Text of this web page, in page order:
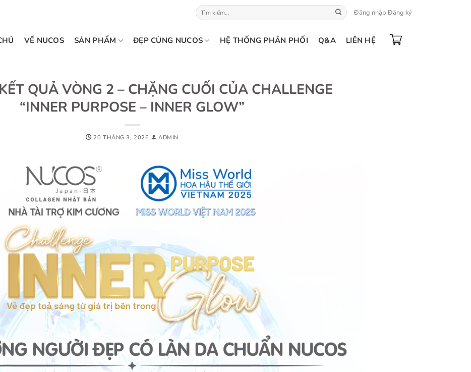
Tìm
kiếm:
Đăng nhập Đăng ký
VỀ NUCOS SẢN PHẨM ĐẸP CÙNG NUCOS HỆ THỐNG PHÂN PHỐI Q&A LIÊN HỆ
QUẢ VÒNG 2 – CHẶNG CUỐI CỦA CHALLENGE
“INNER PURPOSE – INNER GLOW”
20 THÁNG 3, 2026 ADMIN